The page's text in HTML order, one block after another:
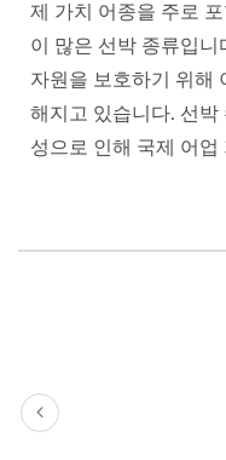
제 가치 어종을 주로
이 많은 선박 종류입니
자원을 보호하기 위해
해지고 있습니다. 선박
성으로 인해 국제 어